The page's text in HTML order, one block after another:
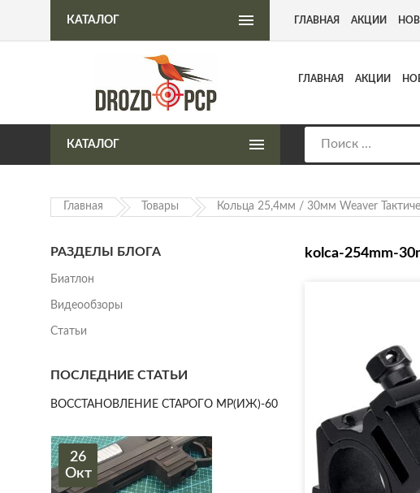
Интернет-магазин пневматического оружия
ГЛАВНАЯ АКЦИИ
КАТАЛОГ
КАТАЛОГ ГЛАВНАЯ АКЦИИ
Главная Товары Кольца 25,4мм / 30мм Weaver
kolca-254mm-
РАЗДЕЛЫ БЛОГА
Биатлон
Видеообзоры
Статьи
ПОСЛЕДНИЕ СТАТЬИ
ВОССТАНОВЛЕНИЕ СТАРОГО МР(ИЖ)-60
26
Окт